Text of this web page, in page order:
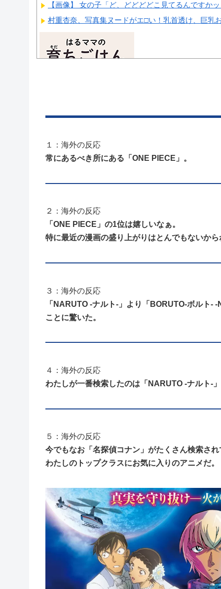
【画像】 女の子「ど、どどどどこ見てるんですか
村重杏奈、写真集ヌードがエ□い！乳首透け、巨乳
１：海外の反応
常にあるべき所にある「ONE PIECE」。
２：海外の反応
「ONE PIECE」の1位は嬉しいなぁ。
特に最近の漫画の盛り上がりはとんでもないから
３：海外の反応
「NARUTO -ナルト-」より「BORUTO-ボルト-
ことに驚いた。
４：海外の反応
わたしが一番検索したのは「NARUTO -ナルト-
５：海外の反応
今でもなお「名探偵コナン」がたくさん検索さ
わたしのトップクラスにお気に入りのアニメだ。